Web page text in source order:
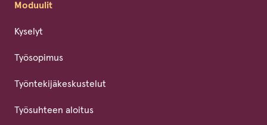
Moduulit
Kyselyt
Työsopimus
Työntekijäkeskustelut
Työsuhteen aloitus